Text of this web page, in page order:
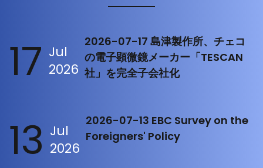
17 Jul
2026
2026-07-17 島津製作所、チェコ
の電子顕微鏡メーカー「TESCAN
社」を完全子会社化
13 Jul
2026
2026-07-13 EBC Survey on the
Foreigners' Policy